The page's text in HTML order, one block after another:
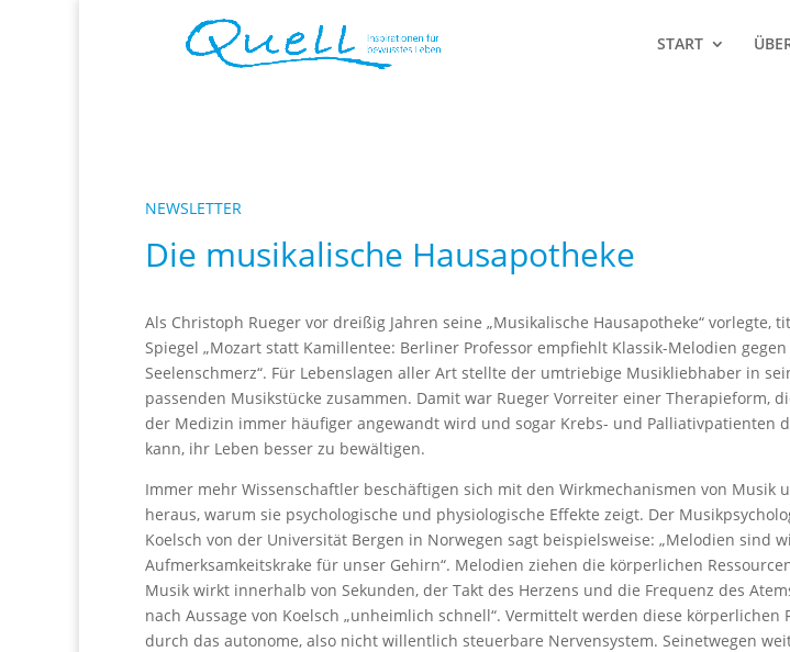
START
NEWSLETTER
Die musikalische Hausapotheke
Als Christoph Rueger vor dreißig Jahren seine „Musikalische Hausapotheke“ vorlegte,
Spiegel „Mozart statt Kamillentee: Berliner Professor empfiehlt Klassik-Melodien gegen
Seelenschmerz“. Für Lebenslagen aller Art stellte der umtriebige Musikliebhaber in
passenden Musikstücke zusammen. Damit war Rueger Vorreiter einer Therapieform,
der Medizin immer häufiger angewandt wird und sogar Krebs- und Palliativpatienten
kann, ihr Leben besser zu bewältigen.
Immer mehr Wissenschaftler beschäftigen sich mit den Wirkmechanismen von Musik
heraus, warum sie psychologische und physiologische Effekte zeigt. Der
Koelsch von der Universität Bergen in Norwegen sagt beispielsweise: „Melodien sind
Aufmerksamkeitskrake für unser Gehirn“. Melodien ziehen die körperlichen
Musik wirkt innerhalb von Sekunden, der Takt des Herzens und die Frequenz des
nach Aussage von Koelsch „unheimlich schnell“. Vermittelt werden diese körperlichen
durch das autonome, also nicht willentlich steuerbare Nervensystem. Seinetwegen